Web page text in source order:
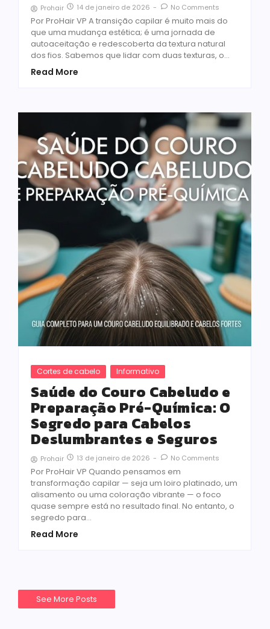
Prohair 14 de janeiro de 2026 - No Comments
Por ProHair VP A transição capilar é muito mais do
que uma mudança estética; é uma jornada de
autoaceitação e redescoberta da textura natural
dos fios. Sabemos que lidar com duas texturas, o…
Read More
Cortes de cabelo Informativo
Saúde do Couro Cabeludo e
Preparação Pré-Química: O
Segredo para Cabelos
Deslumbrantes e Seguros
Prohair 13 de janeiro de 2026 - No Comments
Por ProHair VP Quando pensamos em
transformação capilar — seja um loiro platinado, um
alisamento ou uma coloração vibrante — o foco
quase sempre está no resultado final. No entanto, o
segredo para…
Read More
See More Posts